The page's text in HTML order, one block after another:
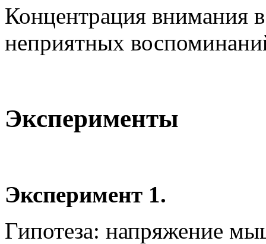
Концентрация внимания
неприятных
Эксперименты
Эксперимент 1.
Гипотеза: напряжение